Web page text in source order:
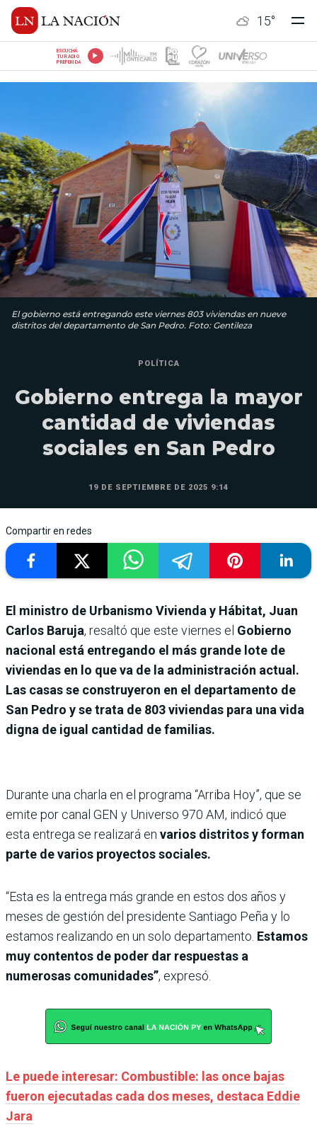
15°
ESCUCHÁ
TU RADIO
PREFERIDA
El gobierno está entregando este viernes 803 viviendas en nueve
distritos del departamento de San Pedro. Foto: Gentileza
POLÍTICA
Gobierno entrega la mayor
cantidad de viviendas
sociales en San Pedro
19 DE SEPTIEMBRE DE 2025 9:14
Compartir en redes
El ministro de Urbanismo Vivienda y Hábitat, Juan
Carlos Baruja, resaltó que este viernes el Gobierno
nacional está entregando el más grande lote de
viviendas en lo que va de la administración actual.
Las casas se construyeron en el departamento de
San Pedro y se trata de 803 viviendas para una vida
digna de igual cantidad de familias.
Durante una charla en el programa “Arriba Hoy”, que se
emite por canal GEN y Universo 970 AM, indicó que
esta entrega se realizará en varios distritos y forman
parte de varios proyectos sociales.
“Esta es la entrega más grande en estos dos años y
meses de gestión del presidente Santiago Peña y lo
estamos realizando en un solo departamento. Estamos
muy contentos de poder dar respuestas a
numerosas comunidades”, expresó.
Le puede interesar: Combustible: las once bajas
fueron ejecutadas cada dos meses, destaca Eddie
Jara